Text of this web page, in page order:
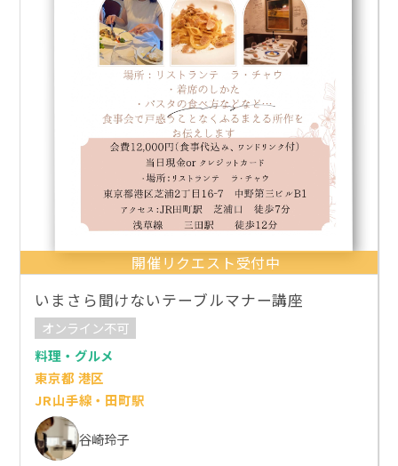
開催リクエスト受付中
いまさら聞けないテーブルマナー講座
オンライン不可
料理・グルメ
東京都 港区
JR山手線・田町駅
谷崎玲子